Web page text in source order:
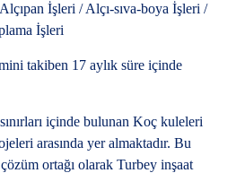
Alçıpan İşleri / Alçı-sıva-boya İşleri /
İşleri
takiben 17 aylık süre içinde
içinde bulunan Koç kuleleri
arasında yer almaktadır. Bu
ortağı olarak Turbey inşaat